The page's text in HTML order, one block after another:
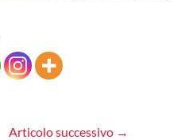
Articolo successivo →